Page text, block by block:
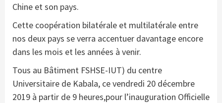
Chine et son pays.
Cette coopération bilatérale et multilatérale entre
nos deux pays se verra accentuer davantage encore
dans les mois et les années à venir.
Tous au Bâtiment FSHSE-IUT) du centre
Universitaire de Kabala, ce vendredi 20 décembre
2019 à partir de 9 heures,pour l’inauguration Officielle